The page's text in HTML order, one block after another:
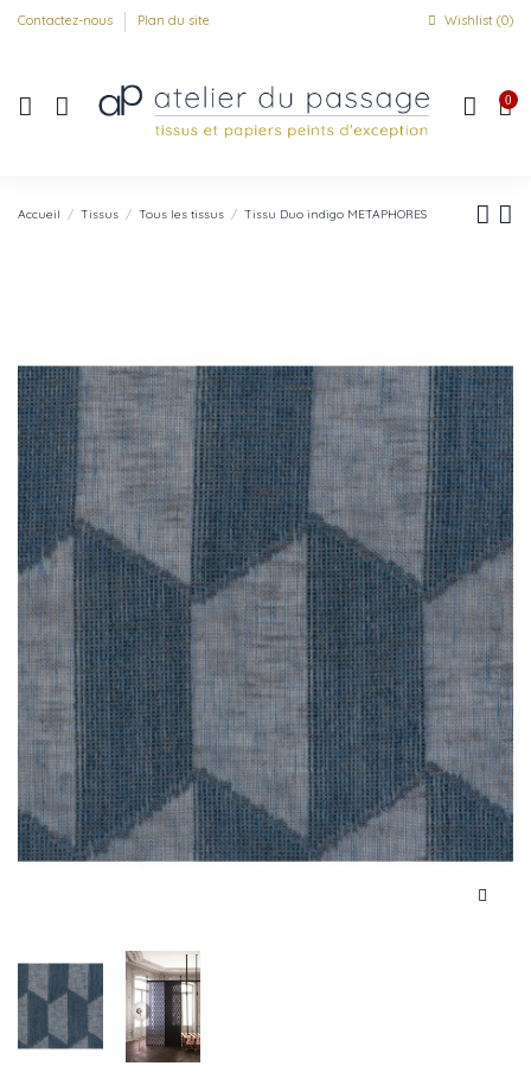
Contactez-nous Plan du site Wishlist (0)
0
Accueil Tissus Tous les tissus Tissu Duo indigo METAPHORES